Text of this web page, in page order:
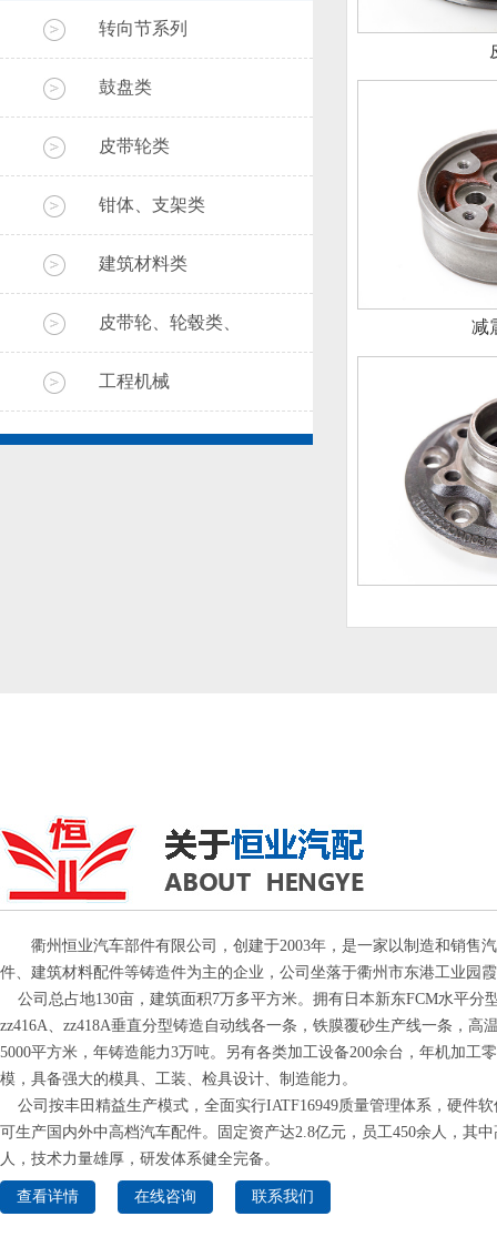
转向节系列
鼓盘类
皮带轮类
钳体、支架类
建筑材料类
皮带轮、轮毂类、
冷激合金铸铁、球
工程机械
减
衢州恒业汽车部件有限公司，创建于2003年，是一家以制造和销售
件、建筑材料配件等铸造件为主的企业，公司坐落于衢州市东港工业园
公司总占地130亩，建筑面积7万多平方米。拥有日本新东FCM水平分
zz416A、zz418A垂直分型铸造自动线各一条，铁膜覆砂生产线一条，高
5000平方米，年铸造能力3万吨。另有各类加工设备200余台，年机加工
模，具备强大的模具、工装、检具设计、制造能力。
公司按丰田精益生产模式，全面实行IATF16949质量管理体系，硬件
可生产国内外中高档汽车配件。固定资产达2.8亿元，员工450余人，其
人，技术力量雄厚，研发体系健全完备。
查看详情 在线咨询 联系我们